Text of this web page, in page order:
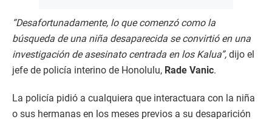
“Desafortunadamente, lo que comenzó como la
búsqueda de una niña desaparecida se convirtió en una
investigación de asesinato centrada en los Kalua”, dijo el
jefe de policía interino de Honolulu, Rade Vanic.
La policía pidió a cualquiera que interactuara con la niña
o sus hermanas en los meses previos a su desaparición